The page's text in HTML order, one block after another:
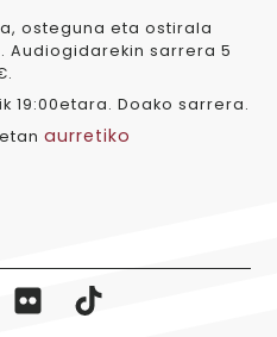
osteguna eta ostirala
Audiogidarekin sarrera 5
19:00etara. Doako sarrera.
aurretiko